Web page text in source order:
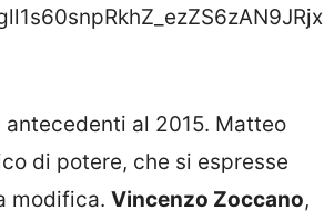
al 2015. Matteo
di potere, che si espresse
modifica. Vincenzo Zoccano,